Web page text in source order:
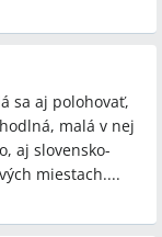
sa aj polohovať,
malá v nej
aj slovensko-
miestach....